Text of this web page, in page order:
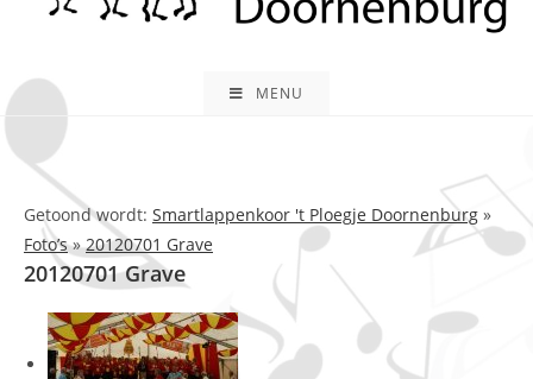
MENU
Getoond wordt: Smartlappenkoor 't Ploegje Doornenburg »
Foto’s » 20120701 Grave
20120701 Grave